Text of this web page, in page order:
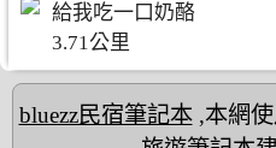
給我吃一口奶酪
3.71公里
bluezz民宿筆記本,本網使